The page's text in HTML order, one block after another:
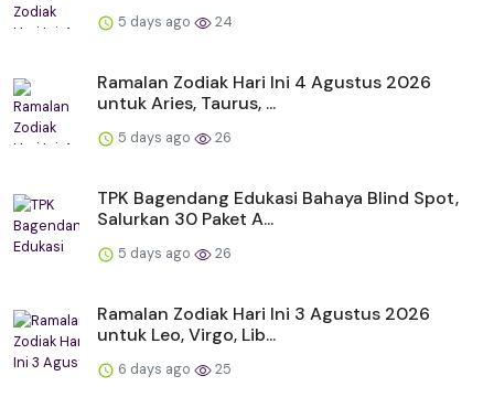
5 days ago 24
Ramalan Zodiak Hari Ini 4 Agustus 2026
untuk Aries, Taurus, ...
5 days ago 26
TPK Bagendang Edukasi Bahaya Blind Spot,
Salurkan 30 Paket A...
5 days ago 26
Ramalan Zodiak Hari Ini 3 Agustus 2026
untuk Leo, Virgo, Lib...
6 days ago 25